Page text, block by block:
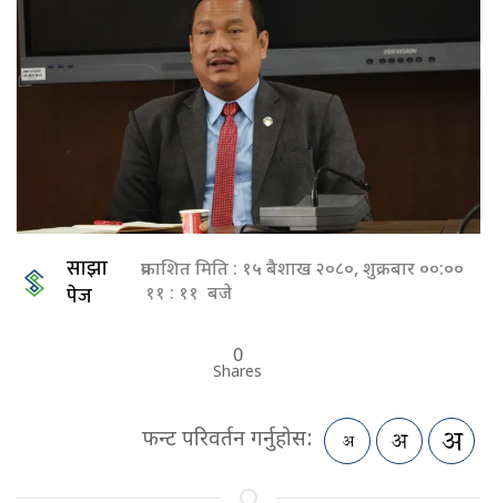
साझा
पेज
प्रकाशित मिति : १५ बैशाख २०८०, शुक्रबार ००:००
११ : ११ बजे
0
Shares
फन्ट परिवर्तन गर्नुहोस: